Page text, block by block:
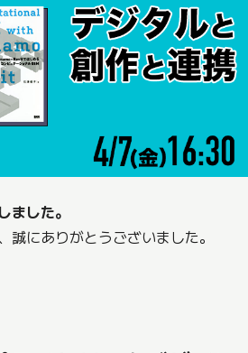
ました。
誠にありがとうございました。